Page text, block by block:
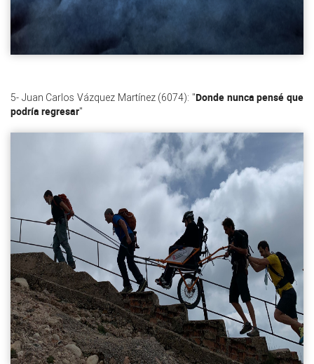
5- Juan Carlos Vázquez Martínez (6074): "Donde nunca pensé que
podría regresar"